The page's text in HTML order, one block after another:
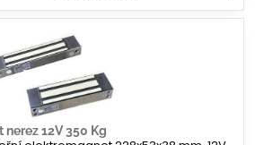
12V 350 Kg